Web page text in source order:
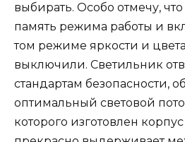
выбирать. Особо отмечу,
память режима работы и
том режиме яркости и
выключили. Светильник
стандартам безопасности,
оптимальный световой
которого изготовлен